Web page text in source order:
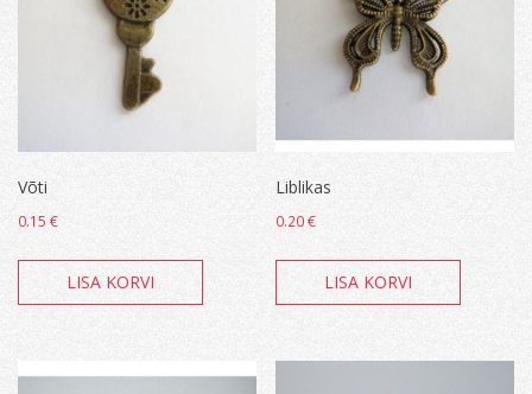
Võti
0.15 €
LISA KORVI
Liblikas
0.20€
LISA KORVI